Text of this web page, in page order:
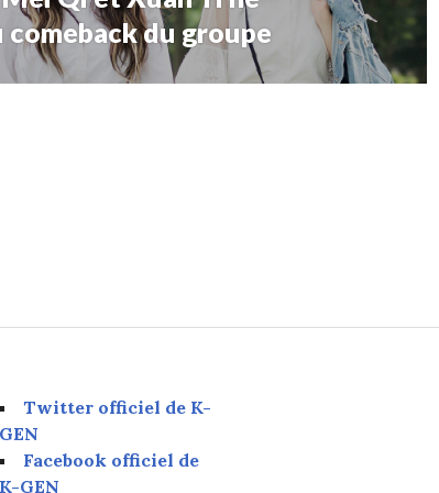
du groupe
Twitter officiel de K-
GEN
Facebook officiel de
K-GEN